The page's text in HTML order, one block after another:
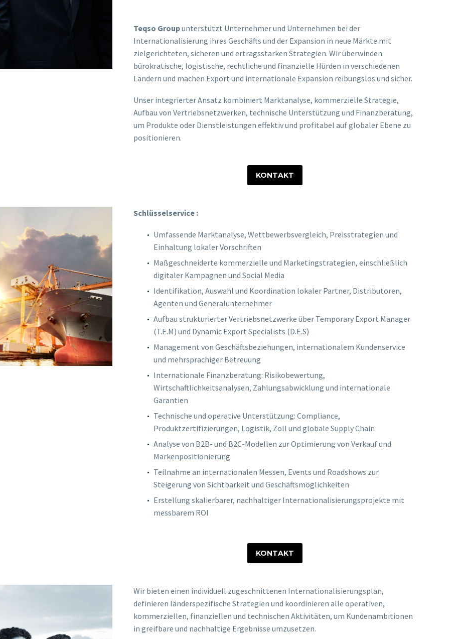
Teqso Groupunterstützt Unternehmer und Unternehmen bei der
Internationalisierung ihres Geschäfts und der Expansion in neue Märkte mit
zielgerichteten, sicheren und ertragsstarken Strategien. Wir überwinden
bürokratische, logistische, rechtliche und finanzielle Hürden in verschiedenen
Ländern und machen Export und internationale Expansion reibungslos und sicher.
Unser integrierter Ansatz kombiniert Marktanalyse, kommerzielle Strategie,
Aufbau von Vertriebsnetzwerken, technische Unterstützung und Finanzberatung,
um Produkte oder Dienstleistungen effektiv und profitabel auf globaler Ebene zu
positionieren.
KONTAKT
Schlüsselservice :
Umfassende Marktanalyse, Wettbewerbsvergleich, Preisstrategien und
Einhaltung lokaler Vorschriften
Maßgeschneiderte kommerzielle und Marketingstrategien, einschließlich
digitaler Kampagnen und Social Media
Identifikation, Auswahl und Koordination lokaler Partner, Distributoren,
Agenten und Generalunternehmer
Aufbau strukturierter Vertriebsnetzwerke über Temporary Export Manager
(T.E.M) und Dynamic Export Specialists (D.E.S)
Management von Geschäftsbeziehungen, internationalem Kundenservice
und mehrsprachiger Betreuung
Internationale Finanzberatung: Risikobewertung,
Wirtschaftlichkeitsanalysen, Zahlungsabwicklung und internationale
Garantien
Technische und operative Unterstützung: Compliance,
Produktzertifizierungen, Logistik, Zoll und globale Supply Chain
Analyse von B2B- und B2C-Modellen zur Optimierung von Verkauf und
Markenpositionierung
Teilnahme an internationalen Messen, Events und Roadshows zur
Steigerung von Sichtbarkeit und Geschäftsmöglichkeiten
Erstellung skalierbarer, nachhaltiger Internationalisierungsprojekte mit
messbarem ROI
KONTAKT
Wir bieten einen individuell zugeschnittenen Internationalisierungsplan,
definieren länderspezifische Strategien und koordinieren alle operativen,
kommerziellen, finanziellen und technischen Aktivitäten, um Kundenambitionen
in greifbare und nachhaltige Ergebnisse umzusetzen.